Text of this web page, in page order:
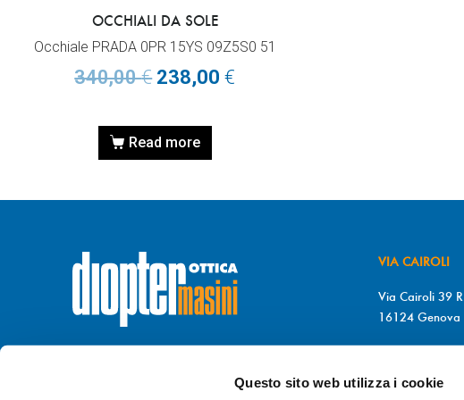
Questo sito web utilizza i cookie
OCCHIALI DA SOLE
Occhiale PRADA 0PR 15YS 09Z5S0 51
340,00€ 238,00€
Read more
VIA CAIROLI
Via Cairoli 39 R
16124 Genova